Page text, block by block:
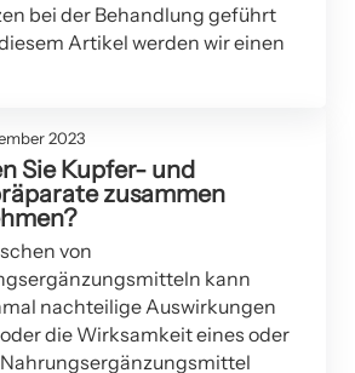
bei der Behandlung geführt
Artikel werden wir einen
2023
Sie Kupfer- und
zusammen
von
kann
nachteilige Auswirkungen
die Wirksamkeit eines oder